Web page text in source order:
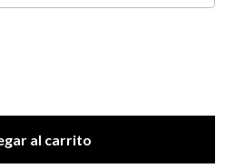
al carrito